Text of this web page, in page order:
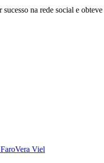
na rede social e
Vera Viel